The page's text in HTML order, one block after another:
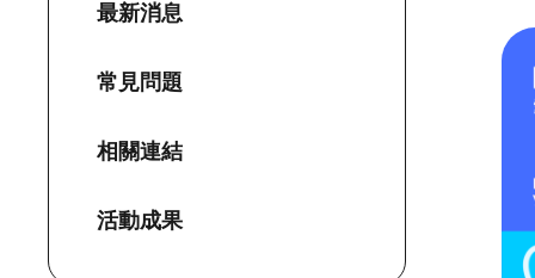
最新消息
常見問題
相關連結
活動成果